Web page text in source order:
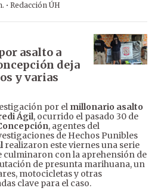
· Redacción ÚH
asalto a
deja
y varias
por el millonario asalto
Ágil, ocurrido el pasado 30 de
, agentes del
de Hechos Punibles
realizaron este viernes una serie
culminaron con la aprehensión de
de presunta marihuana, un
motocicletas y otras
clave para el caso.